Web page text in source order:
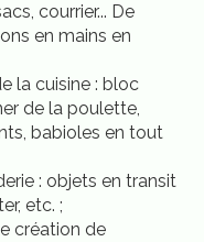
courrier... De
en mains en
la cuisine : bloc
de la poulette,
babioles en tout
: objets en transit
etc. ;
création de